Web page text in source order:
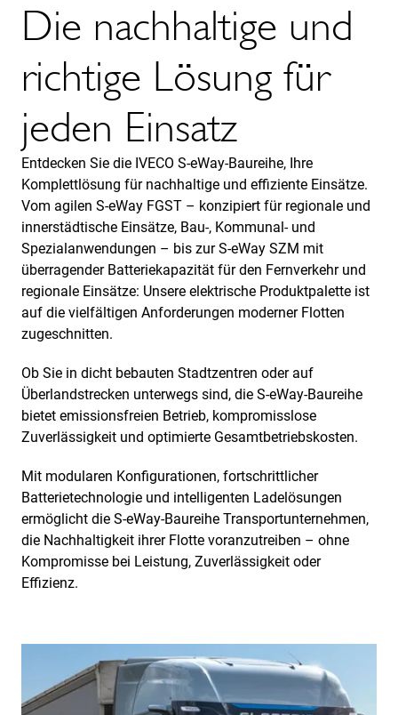
Die nachhaltige und
richtige Lösung für
jeden Einsatz
Entdecken Sie die IVECO S-eWay-Baureihe, Ihre
Komplettlösung für nachhaltige und effiziente Einsätze.
Vom agilen S-eWay FGST – konzipiert für regionale und
innerstädtische Einsätze, Bau-, Kommunal- und
Spezialanwendungen – bis zur S-eWay SZM mit
überragender Batteriekapazität für den Fernverkehr und
regionale Einsätze: Unsere elektrische Produktpalette ist
auf die vielfältigen Anforderungen moderner Flotten
zugeschnitten.
Ob Sie in dicht bebauten Stadtzentren oder auf
Überlandstrecken unterwegs sind, die S-eWay-Baureihe
bietet emissionsfreien Betrieb, kompromisslose
Zuverlässigkeit und optimierte Gesamtbetriebskosten.
Mit modularen Konfigurationen, fortschrittlicher
Batterietechnologie und intelligenten Ladelösungen
ermöglicht die S-eWay-Baureihe Transportunternehmen,
die Nachhaltigkeit ihrer Flotte voranzutreiben – ohne
Kompromisse bei Leistung, Zuverlässigkeit oder
Effizienz.